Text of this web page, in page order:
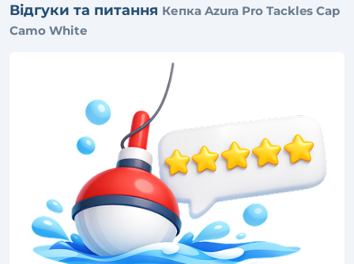
Відгуки та питання Кепка Azura Pro Tackles Cap
Camo White